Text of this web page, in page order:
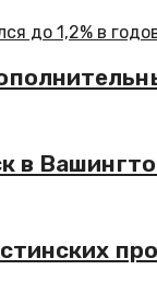
до 1,2% в
в